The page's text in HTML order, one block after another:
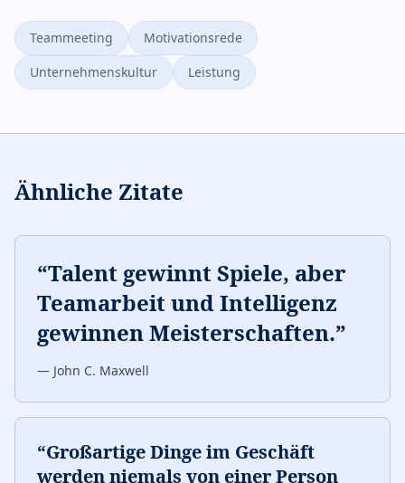
Teammeeting
Motivationsrede
Unternehmenskultur
Leistung
Ähnliche Zitate
“Talent gewinnt Spiele, aber
Teamarbeit und Intelligenz
gewinnen Meisterschaften.”
— John C. Maxwell
“Großartige Dinge im Geschäft
werden niemals von einer Person